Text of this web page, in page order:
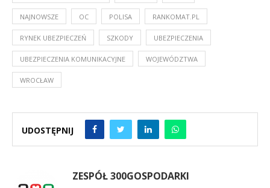
NAJNOWSZE OC POLISA RANKOMAT.PL
RYNEK UBEZPIECZEŃ SZKODY UBEZPIECZENIA
UBEZPIECZENIA KOMUNIKACYJNE WOJEWÓDZTWA
WROCŁAW
UDOSTĘPNIJ
ZESPÓŁ 300GOSPODARKI